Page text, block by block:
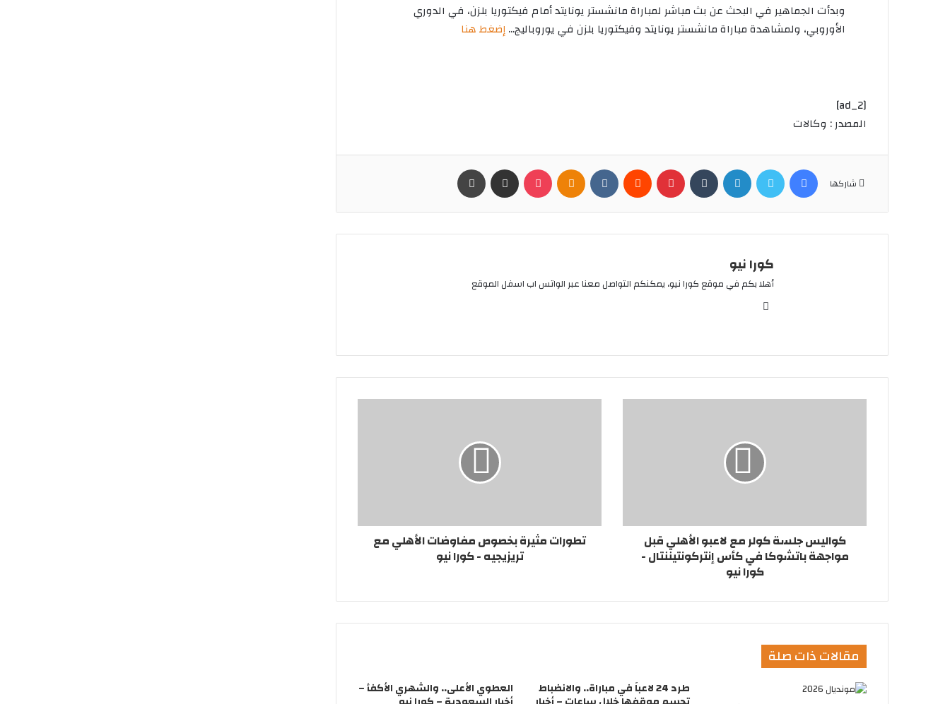
وبدأت الجماهير في البحثعنبثمباشر لمباراةمانشستريونايتدأمام فيكتوريا بلزن، في الدوري
الأوروبي، ولمشاهدةمباراةمانشستريونايتد وفيكتوريا بلزن فييوروباليج…إضغطهنا
[ad_2]
المصدر : وكالات
شاركها
فيسبوك تويتر لينكدإن بينتيريست Odnoklassniki
بوكيت مشاركة عبر البريد
كورا نيو
أهلا بكم في موقع كورا نيو، يمكنكم التواصل معنا عبر الواتس اب اسفل الموقع
كواليس جلسة كولر مع لاعبو الأهلي قبل
مواجهة باتشوكا في كأس إنتركونتيننتال -
كورا نيو
تطورات مثيرة بخصوص مفاوضات الأهلي مع
تريزيجيه - كورا نيو
مقالات ذات صلة
طرد 24 لاعباً في مباراة.. والانضباط العطوي الأعلى.. والشهري الأكفأ –